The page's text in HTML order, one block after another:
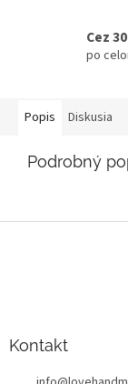
Cez
po
Popis Diskusia
Podrobný
Kontakt